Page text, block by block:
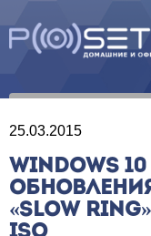
25.03.2015
WINDOWS
«SLOW